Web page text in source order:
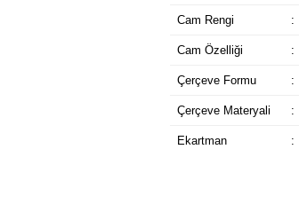
Cam Rengi :
Cam Özelliği :
Çerçeve Formu :
Çerçeve Materyali :
Ekartman :